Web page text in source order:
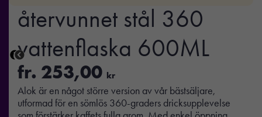
återvunnet stål 360
vattenflaska 600ML
fr. 253,00 kr
Alok är en något större version av vår bästsäljare,
utformad för en sömlös 360-graders dricksupplevelse